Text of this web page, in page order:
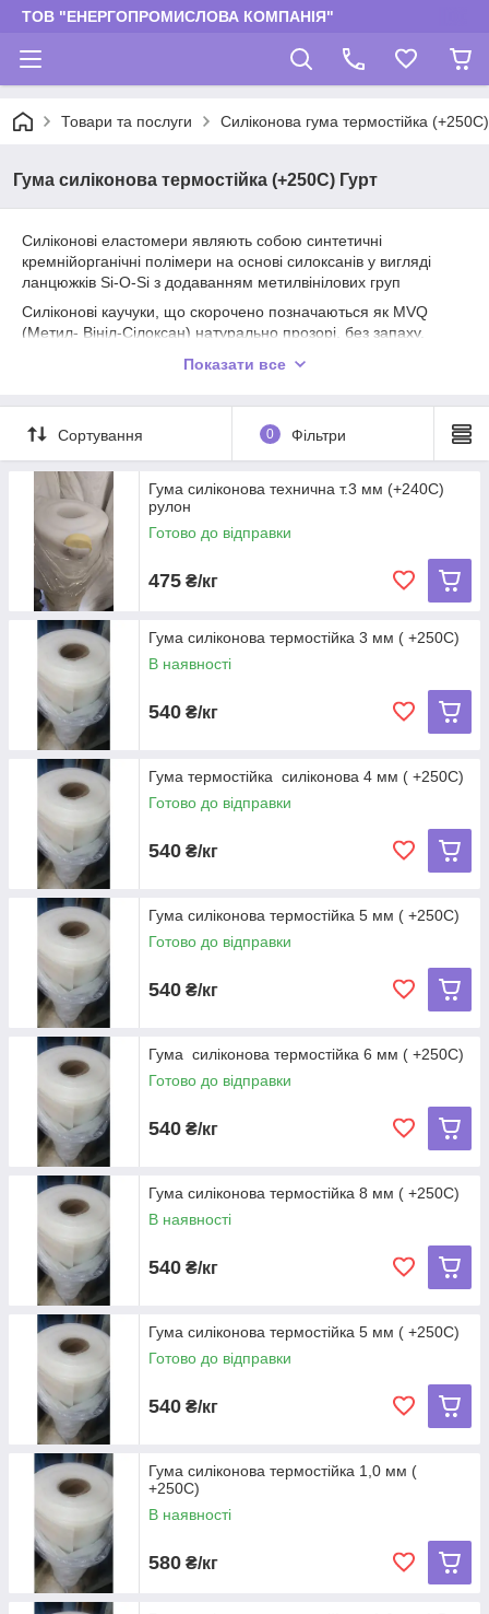
ТОВ "ЕНЕРГОПРОМИСЛОВА КОМПАНІЯ"
Товари та послуги Силіконова гума термостійка (+250С)
Гума силіконова термостійка (+250С) Гурт
Силіконові еластомери являють собою синтетичні
кремнійорганічні полімери на основі силоксанів у вигляді
ланцюжків Si-O-Si з додаванням метилвінілових груп
Силіконові каучуки, що скорочено позначаються як MVQ
(Метил- Вініл-Cілоксан) натурально прозорі, без запаху,
Висока термостійкість та тимчасова вогнестійкість.
• Фізіологічна нейтральність
та можливість використання у харчовій та фармацевтичній
промисловості.
• Відмінні електроізоляційні властивості також за високих
температур, питомий опір 1015 Ом·м.
• Стійкість до старіння та УФ, ІЧ, озону та змінних кліматичних
умов.
• Гарна теплопровідність 0,2 Вт/м·К.
Показати все
Сортування 0 Фільтри
Гума силіконова технична т.3 мм (+240С)
рулон
Готово до відправки
475 ₴/кг
Гума силіконова термостійка 3 мм ( +250С)
В наявності
540 ₴/кг
Гума термостійка силіконова 4 мм ( +250С)
Готово до відправки
540 ₴/кг
Гума силіконова термостійка 5 мм ( +250С)
Готово до відправки
540 ₴/кг
Гума силіконова термостійка 6 мм ( +250С)
Готово до відправки
540 ₴/кг
Гума силіконова термостійка 8 мм ( +250С)
В наявності
540 ₴/кг
Гума силіконова термостійка 5 мм ( +250С)
Готово до відправки
540 ₴/кг
Гума силіконова термостійка 1,0 мм (
+250С)
В наявності
580 ₴/кг